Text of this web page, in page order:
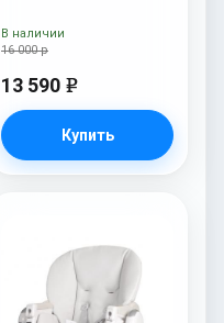
16 000 р
13 590 e
Купить
В наличии